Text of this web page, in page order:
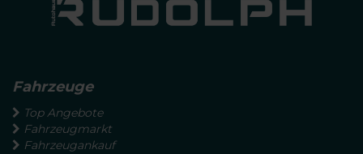
Fahrzeuge
Top Angebote
Fahrzeugmarkt
Fahrzeugankauf